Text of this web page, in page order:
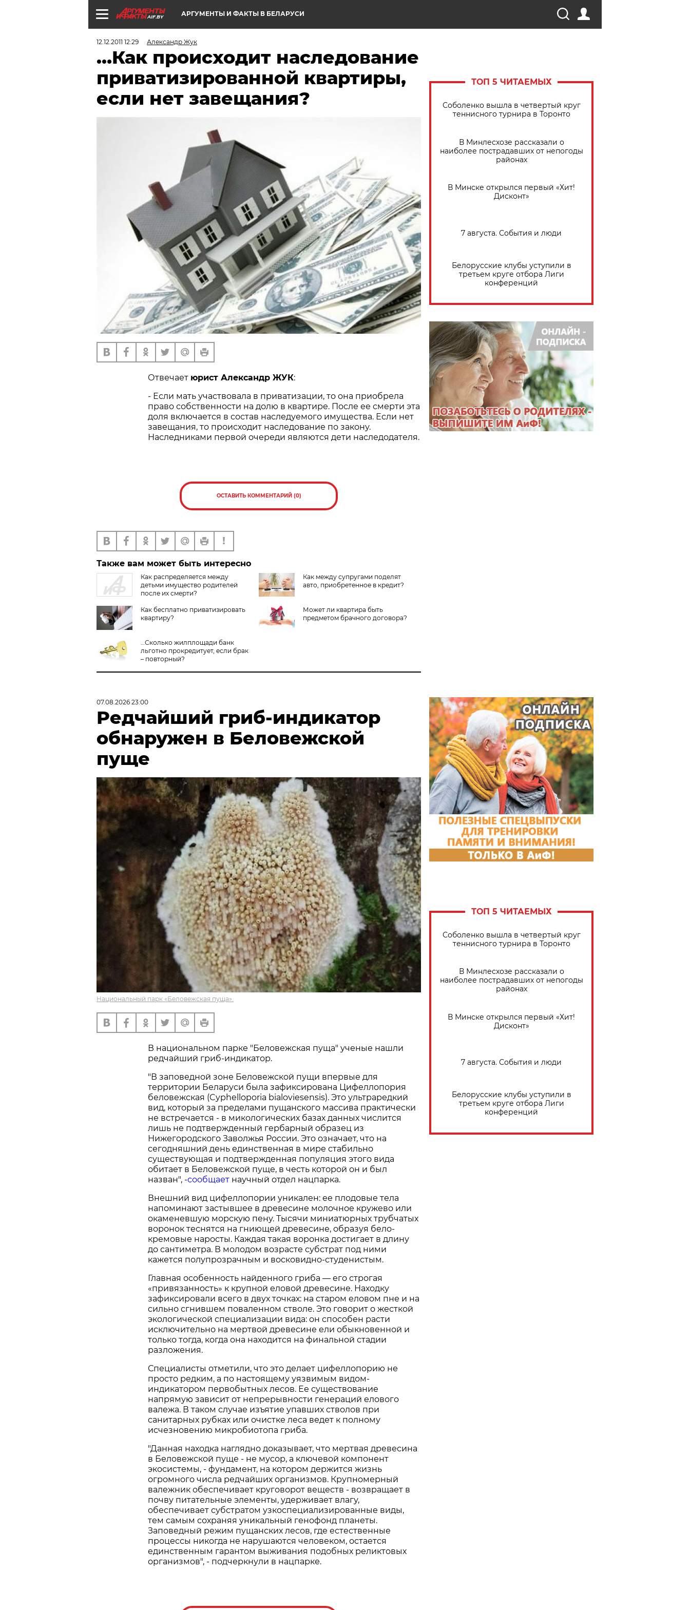
AIF.BY АРГУМЕНТЫ И ФАКТЫ В БЕЛАРУСИ
12.12.2011 12:29 Александр Жук
…Как происходит наследование
приватизированной квартиры,
если нет завещания?
Отвечает юрист Александр ЖУК:
- Если мать участвовала в приватизации, то она приобрела
право собственности на долю в квартире. После ее смерти эта
доля включается в состав наследуемого имущества. Если нет
завещания, то происходит наследование по закону.
Наследниками первой очереди являются дети наследодателя.
ОСТАВИТЬ КОММЕНТАРИЙ (0)
Также вам может быть интересно
Как распределяется между
детьми имущество родителей
после их смерти?
Как между супругами поделят
авто, приобретенное в кредит?
Как бесплатно приватизировать
квартиру?
Может ли квартира быть
предметом брачного договора?
…Сколько жилплощади банк
льготно прокредитует, если брак
– повторный?
ТОП 5 ЧИТАЕМЫХ
Соболенко вышла в четвертый круг
теннисного турнира в Торонто
В Минлесхозе рассказали о
наиболее пострадавших от непогоды
районах
В Минске открылся первый «Хит!
Дисконт»
7 августа. События и люди
Белорусские клубы уступили в
третьем круге отбора Лиги
конференций
07.08.2026 23:00
Редчайший гриб-индикатор
обнаружен в Беловежской
пуще
Национальный парк «Беловежская пуща».
В национальном парке "Беловежская пуща" ученые нашли
редчайший гриб-индикатор.
"В заповедной зоне Беловежской пущи впервые для
территории Беларуси была зафиксирована Цифеллопория
беловежская (Cyphelloporia bialoviesensis). Это ультраредкий
вид, который за пределами пущанского массива практически
не встречается - в микологических базах данных числится
лишь не подтвержденный гербарный образец из
Нижегородского Заволжья России. Это означает, что на
сегодняшний день единственная в мире стабильно
существующая и подтвержденная популяция этого вида
обитает в Беловежской пуще, в честь которой он и был
назван", -сообщает научный отдел нацпарка.
Внешний вид цифеллопории уникален: ее плодовые тела
напоминают застывшее в древесине молочное кружево или
окаменевшую морскую пену. Тысячи миниатюрных трубчатых
воронок теснятся на гниющей древесине, образуя бело-
кремовые наросты. Каждая такая воронка достигает в длину
до сантиметра. В молодом возрасте субстрат под ними
кажется полупрозрачным и восковидно-студенистым.
Главная особенность найденного гриба — его строгая
«привязанность» к крупной еловой древесине. Находку
зафиксировали всего в двух точках: на старом еловом пне и на
сильно сгнившем поваленном стволе. Это говорит о жесткой
экологической специализации вида: он способен расти
исключительно на мертвой древесине ели обыкновенной и
только тогда, когда она находится на финальной стадии
разложения.
Специалисты отметили, что это делает цифеллопорию не
просто редким, а по настоящему уязвимым видом-
индикатором первобытных лесов. Ее существование
напрямую зависит от непрерывности генераций елового
валежа. В таком случае изъятие упавших стволов при
санитарных рубках или очистке леса ведет к полному
исчезновению микробиотопа гриба.
"Данная находка наглядно доказывает, что мертвая древесина
в Беловежской пуще - не мусор, а ключевой компонент
экосистемы, - фундамент, на котором держится жизнь
огромного числа редчайших организмов. Крупномерный
валежник обеспечивает круговорот веществ - возвращает в
почву питательные элементы, удерживает влагу,
обеспечивает субстратом узкоспециализированные виды,
тем самым сохраняя уникальный генофонд планеты.
Заповедный режим пущанских лесов, где естественные
процессы никогда не нарушаются человеком, остается
единственным гарантом выживания подобных реликтовых
организмов", - подчеркнули в нацпарке.
ТОП 5 ЧИТАЕМЫХ
Соболенко вышла в четвертый круг
теннисного турнира в Торонто
В Минлесхозе рассказали о
наиболее пострадавших от непогоды
районах
В Минске открылся первый «Хит!
Дисконт»
7 августа. События и люди
Белорусские клубы уступили в
третьем круге отбора Лиги
конференций